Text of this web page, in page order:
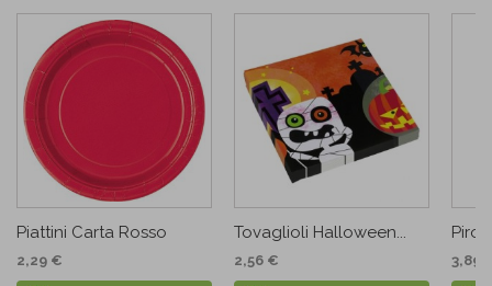
Piattini Carta Rosso
2,29 €
Tovaglioli Halloween...
2,56 € 3,89